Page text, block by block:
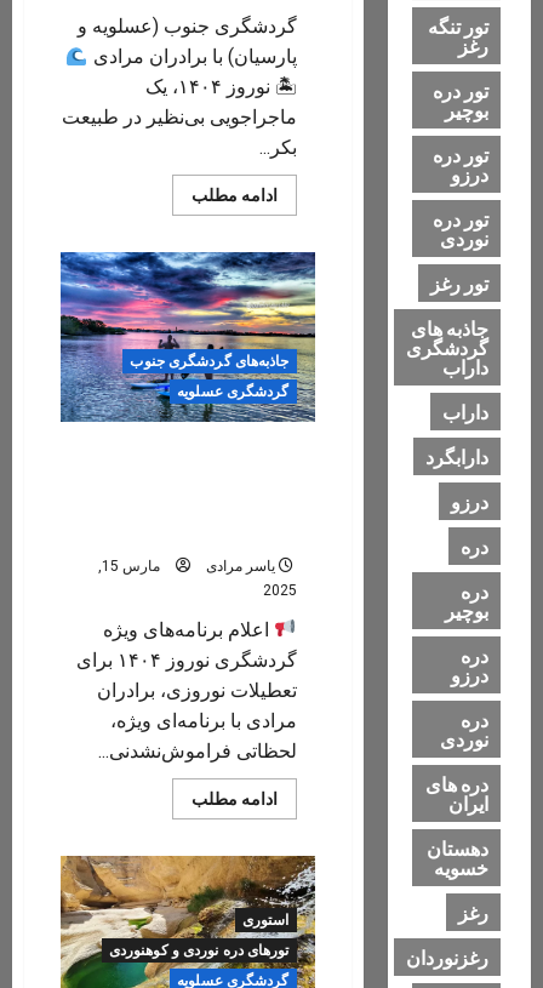
گردشگری جنوب (عسلویه و
پارسیان) با برادران مرادی
🏝 نوروز ۱۴۰۴، یک
ماجراجویی بی‌نظیر در طبیعت
بکر...
ادامه مطلب
more
نوروز
۱۴۰۴؛
سفری
ماجراجویانه
به
بکرترین
نقاط
جنوب!
🏝
جاذبه‌های گردشگری جنوب
گردشگری عسلویه
یاسر مرادی
مارس 15,
2025
اعلام برنامه‌های ویژه
گردشگری نوروز ۱۴۰۴ برای
تعطیلات نوروزی، برادران
مرادی با برنامه‌ای ویژه،
لحظاتی فراموش‌نشدنی...
ادامه مطلب
more
برنامه
گردشگری
جنوب
(دره
نوردی
و
ساحل
استوری
تورهای دره نوردی و کوهنوردی
گردشگری عسلویه
تور تنگه
رغز
تور دره
بوچیر
تور دره
درزو
تور دره
نوردی
تور رغز
جاذبه های
گردشگری
داراب
داراب
دارابگرد
درزو
دره
دره
بوچیر
دره
درزو
دره
نوردی
دره های
ایران
دهستان
خسویه
رغز
رغزنوردان